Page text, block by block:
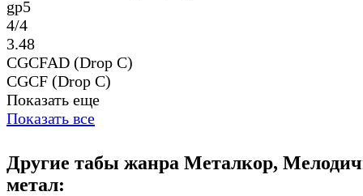
gp5
4/4
3.48
CGCFAD (Drop C)
CGCF (Drop C)
Показать еще
Показать все
Другие табы жанра Металкор,
метал: